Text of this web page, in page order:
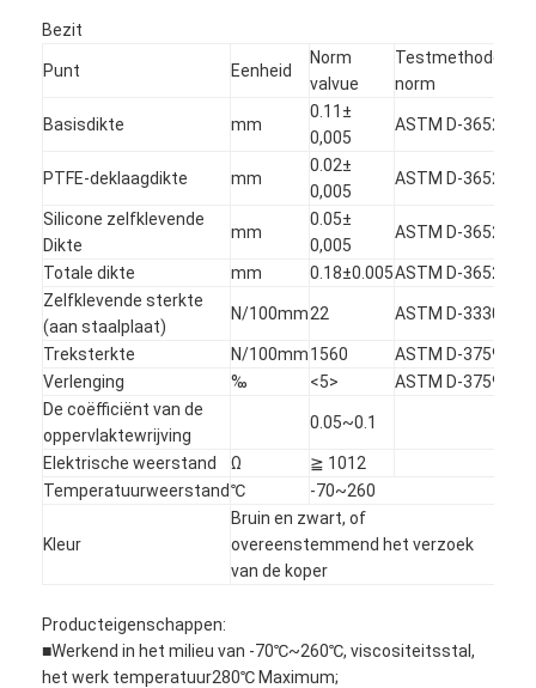
Bezit
Punt Eenheid
Norm
valvue
Testmethode
norm
Basisdikte mm
0.11±
0,005
ASTM D-3652
PTFE-deklaagdikte mm
0.02±
0,005
ASTM D-3652
Silicone zelfklevende
Dikte
mm
0.05±
0,005
ASTM D-3652
Totale dikte mm 0.18±0.005ASTM D-3652
Zelfklevende sterkte
(aan staalplaat)
N/100mm22 ASTM D-3330
Treksterkte N/100mm1560
ASTM D-3759
Verlenging
‰ <5>
ASTM D-3759
De coëfficiënt van de
oppervlaktewrijving
0.05~0.1
Elektrische weerstand Ω
≧ 1012
Temperatuurweerstand ℃ -70~260
Kleur
Bruin en zwart, of
overeenstemmend het verzoek
van de koper
Producteigenschappen:
■Werkend in het milieu van -70℃~260℃, viscositeitsstal,
het werk temperatuur280℃ Maximum;